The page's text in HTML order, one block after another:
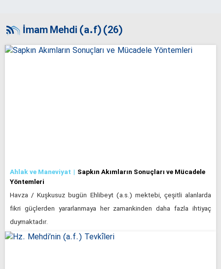
İmam Mehdi (a.f) (26)
Ahlak ve Maneviyat
Sapkın Akımların Sonuçları ve Mücadele
Yöntemleri
Havza / Kuşkusuz bugün Ehlibeyt (a.s.) mektebi, çeşitli alanlarda
fikri güçlerden yararlanmaya her zamankinden daha fazla ihtiyaç
duymaktadır.